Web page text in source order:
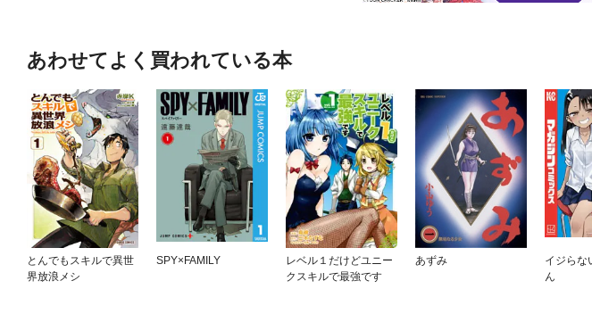
あわせてよく買われている本
とんでもスキルで異世
界放浪メシ
SPY×FAMILY
レベル１だけどユニー
クスキルで最強です
あずみ
イジらな
ん